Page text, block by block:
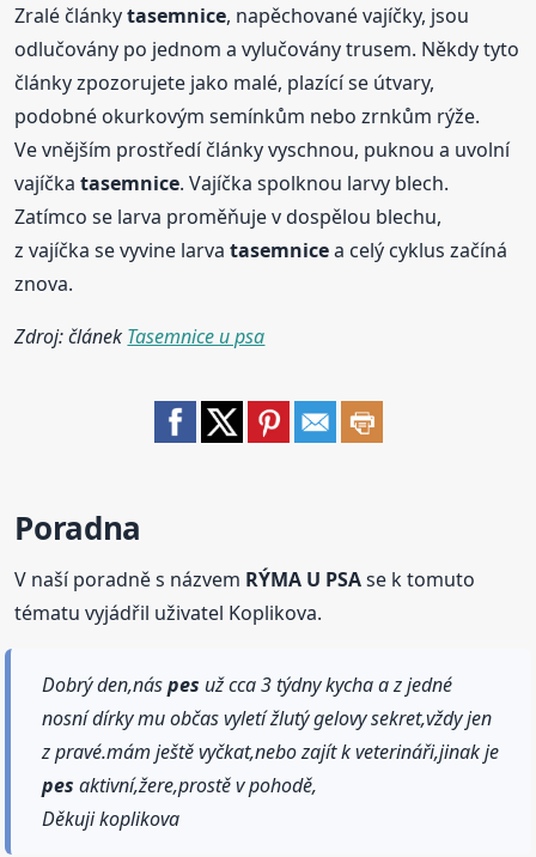
Zralé článkytasemnice, napěchované vajíčky, jsou
odlučovány po jednom a vylučovány trusem. Někdy tyto
články zpozorujete jako malé, plazící se útvary,
podobné okurkovým semínkům nebo zrnkům rýže.
Ve vnějším prostředí články vyschnou, puknou a uvolní
vajíčkatasemnice. Vajíčka spolknou larvy blech.
Zatímco se larva proměňuje v dospělou blechu,
z vajíčka se vyvine larvatasemnicea celý cyklus začíná
znova.
Zdroj: článek Tasemnice u psa
Poradna
V naší poradně s názvem RÝMA U PSAse k tomuto
tématu vyjádřil uživatel Koplikova.
Dobrý den,náspes už cca 3 týdny kycha a z jedné
nosní dírky mu občas vyletí žlutý gelovy sekret,vždy jen
z pravé.mám ještě vyčkat,nebo zajít k veterináři,jinak je
pes aktivní,žere,prostě v pohodě,
Děkuji koplikova